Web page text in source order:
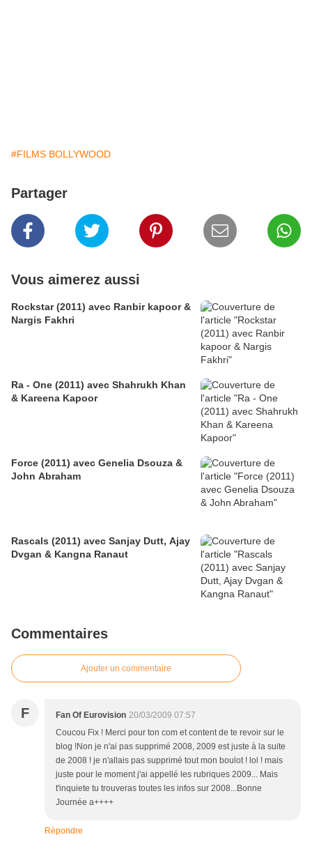
#FILMS BOLLYWOOD
Partager
Vous aimerez aussi
Rockstar (2011) avec Ranbir kapoor &
Nargis Fakhri
Ra - One (2011) avec Shahrukh Khan
& Kareena Kapoor
Force (2011) avec Genelia Dsouza &
John Abraham
Rascals (2011) avec Sanjay Dutt, Ajay
Dvgan & Kangna Ranaut
Commentaires
Ajouter un commentaire
F Fan Of Eurovision 20/03/2009 07:57
Coucou Fix ! Merci pour ton com et content de te revoir sur le
blog !Non je n'ai pas supprimé 2008, 2009 est juste à la suite
de 2008 ! je n'allais pas supprimé tout mon boulot ! lol ! mais
juste pour le moment j'ai appellé les rubriques 2009... Mais
t'inquiete tu trouveras toutes les infos sur 2008...Bonne
Journée a++++
Répondre